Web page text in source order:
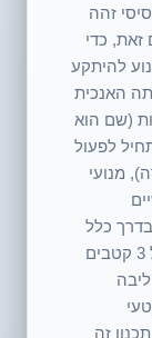
זהה
זאת, כדי
להיתקע
האנכית
(שם הוא
לפעול
מנועי
כלל
ברוטור בעל 3 קטבים
זה